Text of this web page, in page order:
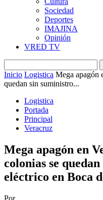
Sociedad
Deportes
IMAJINA
Opinión
VRED TV
Inicio Logistica Mega apagón
quedan sin suministro...
Logistica
Portada
Principal
Veracruz
Mega apagón en
colonias se
eléctrico en Boca
Por